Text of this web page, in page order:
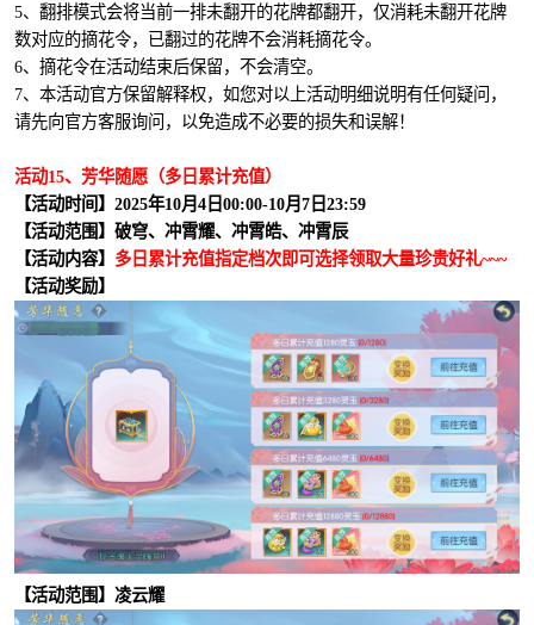
5、翻排模式会将当前一排未翻开的花牌都翻开，仅消耗未翻开花牌
数对应的摘花令，已翻过的花牌不会消耗摘花令。
6、摘花令在活动结束后保留，不会清空。
7、本活动官方保留解释权，如您对以上活动明细说明有任何疑问，
请先向官方客服询问，以免造成不必要的损失和误解！
活动15、芳华随愿（多日累计充值）
【活动时间】2025年10月4日00:00-10月7日23:59
【活动范围】破穹、冲霄耀、冲霄皓、冲霄辰
【活动内容】 多日累计充值指定档次即可选择领取大量珍贵好礼~~~
【活动奖励】
【活动范围】凌云耀